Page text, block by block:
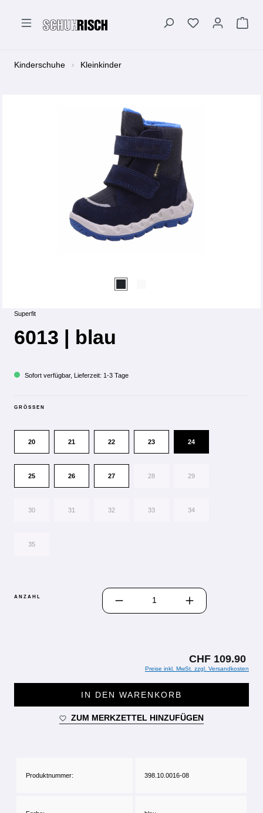
Kinderschuhe Kleinkinder
Superfit
6013 | blau
Sofort verfügbar, Lieferzeit: 1-3 Tage
GRÖSSEN
20 21 22 23 24
25 26 27 28 29
30 31 32 33 34
35
ANZAHL
PRODUKT ANZAHL: GIB DEN
CHF 109.90
Preise inkl. MwSt. zzgl. Versandkosten
IN DEN WARENKORB
ZUM MERKZETTEL HINZUFÜGEN
Produktnummer: 398.10.0016-08